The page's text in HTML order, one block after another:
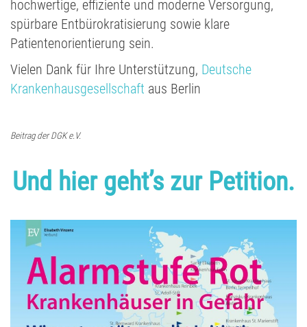
hochwertige, effiziente und moderne Versorgung,
spürbare Entbürokratisierung sowie klare
Patientenorientierung sein.
Vielen Dank für Ihre Unterstützung, Deutsche
Krankenhausgesellschaft aus Berlin
Beitrag der DGK e.V.
Und hier geht’s zur Petition.